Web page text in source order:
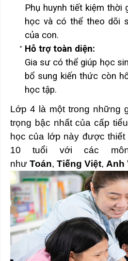
Phụ huynh tiết kiệm thời
học và có thể theo dõi
của con.
Hỗ trợ toàn diện:
Gia sư có thể giúp học
bổ sung kiến thức còn
học tập.
Lớp 4 là một trong những
trọng bậc nhất của cấp
học của lớp này được
10 tuổi với các
như Toán, Tiếng Việt, Anh